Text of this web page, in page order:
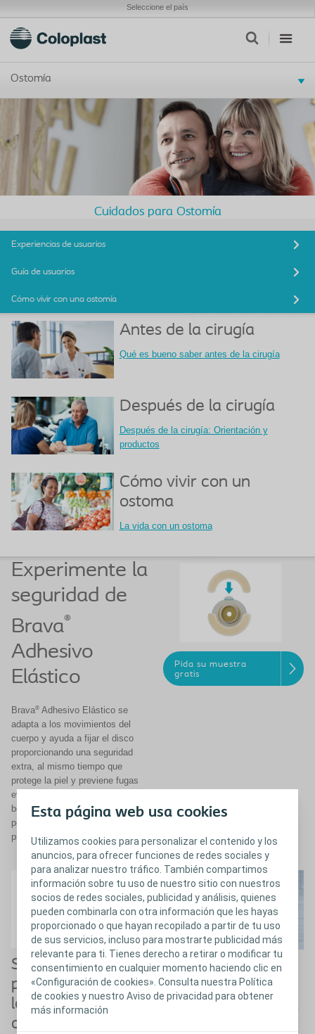
Esta página web usa cookies
Utilizamos cookies para personalizar el contenido y los
anuncios, para ofrecer funciones de redes sociales y
para analizar nuestro tráfico. También compartimos
información sobre tu uso de nuestro sitio con nuestros
socios de redes sociales, publicidad y análisis, quienes
pueden combinarla con otra información que les hayas
proporcionado o que hayan recopilado a partir de tu uso
de sus servicios, incluso para mostrarte publicidad más
relevante para ti. Tienes derecho a retirar o modificar tu
consentimiento en cualquier momento haciendo clic en
«Configuración de cookies». Consulta nuestra Política
de cookies y nuestro Aviso de privacidad para obtener
más información
Seleccione el país
Ostomía
Cuidados para Ostomía
Experiencias de usuarios
Guía de usuarios
Cómo vivir con una ostomía
Antes de la cirugía
Qué es bueno saber antes de la cirugía
Después de la cirugía
Después de la cirugía: Orientación y
productos
Cómo vivir con un
ostoma
La vida con un ostoma
Experimente la
seguridad de
Brava®
Adhesivo
Elástico
Brava® Adhesivo Elástico se
adapta a los movimientos del
cuerpo y ayuda a fijar el disco
proporcionando una seguridad
extra, al mismo tiempo que
protege la piel y previene fugas
evitando que se levanten los
bordes del disco, ayudando a que
permanezca más tiempo sobre la
piel.
Pida su muestra
gratis
Su guía interactiva
para el manejo de
los dispositivos de
ostomía
Herramientas
útiles para
profesionales de la